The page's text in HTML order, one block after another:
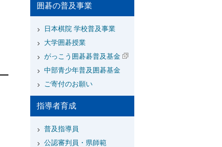
囲碁の普及事業
日本棋院 学校普及事業
大学囲碁授業
がっこう囲碁碁普及基金
中部青少年普及囲碁基金
ご寄付のお願い
指導者育成
普及指導員
公認審判員・県師範